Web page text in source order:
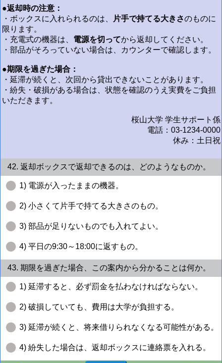
●返却時の注意：
・ボックスに入れられるのは、
片手で持てる大きさのものに
限ります。
・充電式の機器は、 電源を切ってから返却してください。
・部品がそろっていない場合は、カウンターで確認します。
●期限を過ぎた場合：
・延滞が続くと、次回から貸出できないことがあります。
・紛失・破損がある場合は、状態を確認のうえ実費をご負担
いただきます。
桜山大学 学生サポート係
電話：03-1234-0000
休み：土日祝
42. 返却ボックスで返却できるのは、どのようなものか。
1) 電源が入ったままの機器。
2) 小さくて片手で持てる大きさのもの。
3) 部品が足りないものでも入れてよい。
4) 平日の9:30～18:00に返すもの。
43. 期限を過ぎた場合、この案内から分かることは何か。
1) 延滞すると、必ず罰金を払わなければならない。
2) 破損していても、費用は大学が負担する。
3) 延滞が続くと、将来借りられなくなる可能性がある。
4) 紛失した場合は、返却ボックスに連絡票を入れる。